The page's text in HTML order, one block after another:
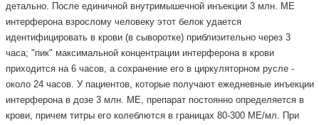
детально. После единичной внутримышечной инъекции 3 млн. МЕ
интерферона взрослому человеку этот белок удается
идентифицировать в крови (в сыворотке) приблизительно через 3
часа; "пик" максимальной концентрации интерферона в крови
приходится на 6 часов, а сохранение его в циркуляторном русле -
около 24 часов. У пациентов, которые получают ежедневные инъекции
интерферона в дозе 3 млн. МЕ, препарат постоянно определяется в
крови, причем титры его колеблются в границах 80-300 МЕ/мл. При